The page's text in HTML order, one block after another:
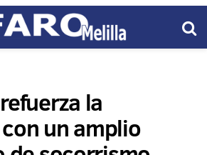
la
un amplio